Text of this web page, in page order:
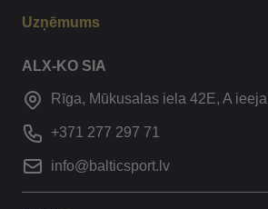
Uzņēmums
ALX-KO SIA
Rīga, Mūkusalas iela 42E, A ieeja
+371 277 297 71
info@balticsport.lv